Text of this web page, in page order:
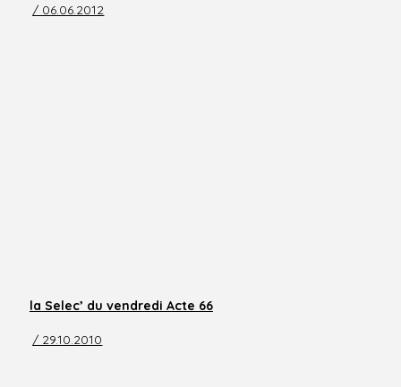
/ 06.06.2012
la Selec’ du vendredi Acte 66
/ 29.10.2010